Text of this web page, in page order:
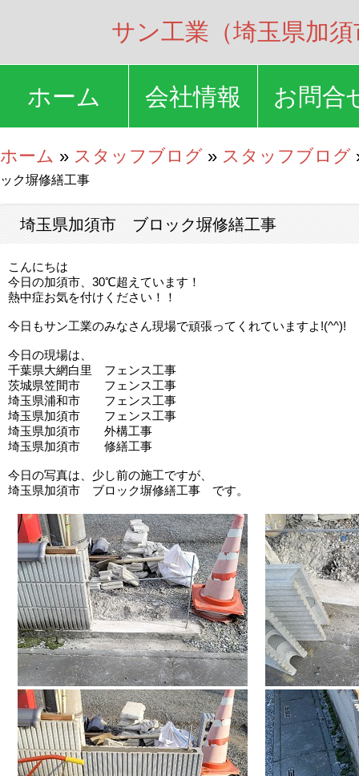
サン工業（埼玉県加須
ホーム 会社情報 お問合
ホーム » スタッフブログ » スタッフブログ
ック塀修繕工事
埼玉県加須市 ブロック塀修繕工事
こんにちは
今日の加須市、30℃超えています！
熱中症お気を付けください！！
今日もサン工業のみなさん現場で頑張ってくれていますよ!(^^)!
今日の現場は、
千葉県大網白里 フェンス工事
茨城県笠間市 フェンス工事
埼玉県浦和市 フェンス工事
埼玉県加須市 フェンス工事
埼玉県加須市 外構工事
埼玉県加須市 修繕工事
今日の写真は、少し前の施工ですが、
埼玉県加須市 ブロック塀修繕工事 です。